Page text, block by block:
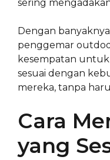
sering
Dengan
penggemar
kesempatan
sesuai dengan
mereka, tanpa
Cara
yang